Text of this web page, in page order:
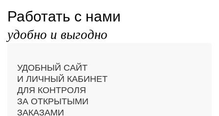
Работать с нами
удобно и выгодно
УДОБНЫЙ САЙТ
И ЛИЧНЫЙ КАБИНЕТ
ДЛЯ КОНТРОЛЯ
ЗА ОТКРЫТЫМИ
ЗАКАЗАМИ